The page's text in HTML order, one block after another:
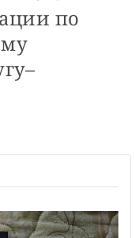
по